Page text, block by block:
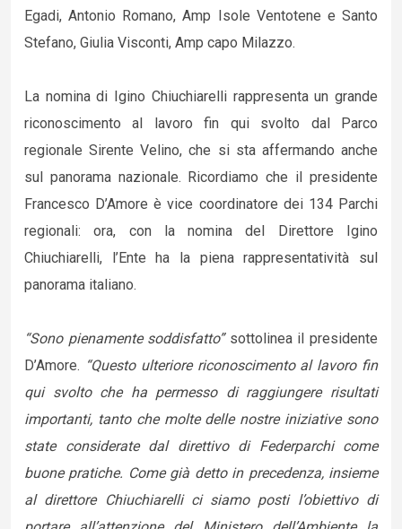
Egadi, Antonio Romano, Amp Isole Ventotene e Santo
Stefano, Giulia Visconti, Amp capo Milazzo.
La nomina di Igino Chiuchiarelli rappresenta un grande
riconoscimento al lavoro fin qui svolto dal Parco
regionale Sirente Velino, che si sta affermando anche
sul panorama nazionale. Ricordiamo che il presidente
Francesco D’Amore è vice coordinatore dei 134 Parchi
regionali: ora, con la nomina del Direttore Igino
Chiuchiarelli, l’Ente ha la piena rappresentatività sul
panorama italiano.
“Sono pienamente soddisfatto”sottolinea il presidente
D’Amore. “Questo ulteriore riconoscimento al lavoro fin
qui svolto che ha permesso di raggiungere risultati
importanti, tanto che molte delle nostre iniziative sono
state considerate dal direttivo di Federparchi come
buone pratiche. Come già detto in precedenza, insieme
al direttore Chiuchiarelli ci siamo posti l’obiettivo di